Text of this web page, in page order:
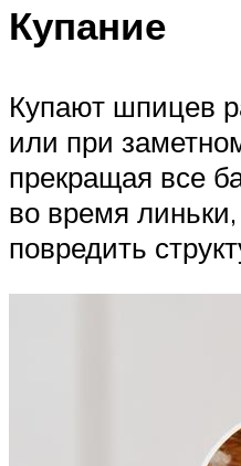
Купание
Купают шпицев
или при
прекращая все
во время
повредить